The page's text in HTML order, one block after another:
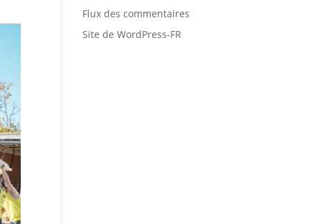
Flux des commentaires
Site de WordPress-FR